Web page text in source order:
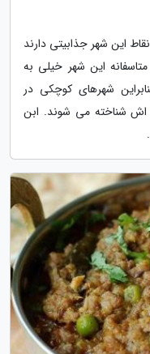
این شهر جذابیتی دارند
این شهر خیلی به
شهرهای کوچکی در
اش شناخته می شوند. ابن